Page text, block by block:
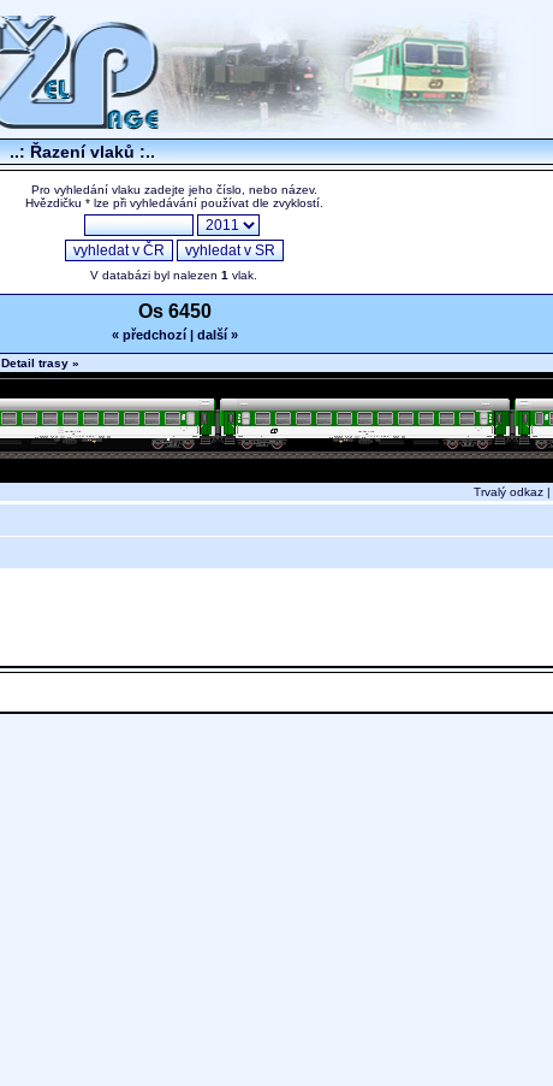
..: Řazení vlaků :..
Pro vyhledání vlaku zadejte jeho číslo, nebo název.
Hvězdičku * lze při vyhledávání používat dle zvyklostí.
V databázi byl nalezen 1 vlak.
Os 6450
« předchozí| další »
Detail trasy »
Trvalý odkaz |